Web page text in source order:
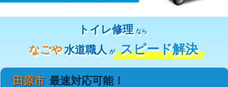
トイレ修理 なら
なごや水道職人 が スピード解決
田原市 最速対応可能！